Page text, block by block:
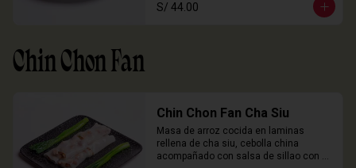
S/ 44.00
Chin Chon Fan
Chin Chon Fan Cha Siu
Masa de arroz cocida en laminas
rellena de cha siu, cebolla china
acompañado con salsa de sillao con